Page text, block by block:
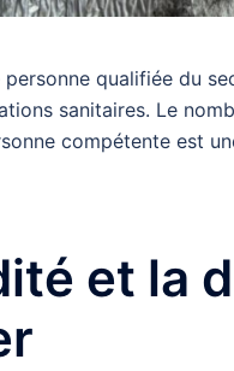
personne qualifiée du
sanitaires. Le
compétente est
et la